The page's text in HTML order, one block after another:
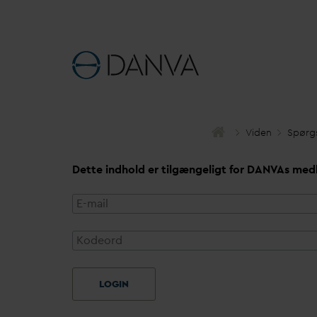
Viden
Dette indhold er tilgængeligt for DANVAs
LOGIN